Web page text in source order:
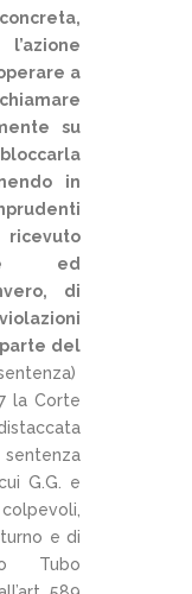
a
su
in
ed
di
del
la Corte
G.G. e
e di
Tubo